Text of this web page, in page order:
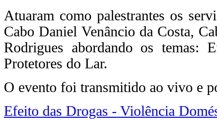
Atuaram como palestrantes os
Cabo Daniel Venâncio da Costa,
Rodrigues abordando os temas:
Protetores do Lar.
O evento foi transmitido ao vivo e
Efeito das Drogas - Violência